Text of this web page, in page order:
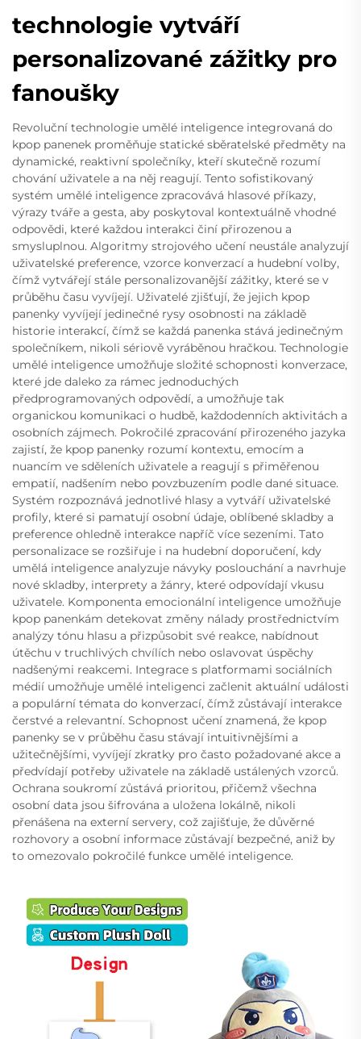
technologie vytváří
personalizované zážitky pro
fanoušky
Revoluční technologie umělé inteligence integrovaná do
kpop panenek proměňuje statické sběratelské předměty na
dynamické, reaktivní společníky, kteří skutečně rozumí
chování uživatele a na něj reagují. Tento sofistikovaný
systém umělé inteligence zpracovává hlasové příkazy,
výrazy tváře a gesta, aby poskytoval kontextuálně vhodné
odpovědi, které každou interakci činí přirozenou a
smysluplnou. Algoritmy strojového učení neustále analyzují
uživatelské preference, vzorce konverzací a hudební volby,
čímž vytvářejí stále personalizovanější zážitky, které se v
průběhu času vyvíjejí. Uživatelé zjišťují, že jejich kpop
panenky vyvíjejí jedinečné rysy osobnosti na základě
historie interakcí, čímž se každá panenka stává jedinečným
společníkem, nikoli sériově vyráběnou hračkou. Technologie
umělé inteligence umožňuje složité schopnosti konverzace,
které jde daleko za rámec jednoduchých
předprogramovaných odpovědí, a umožňuje tak
organickou komunikaci o hudbě, každodenních aktivitách a
osobních zájmech. Pokročilé zpracování přirozeného jazyka
zajistí, že kpop panenky rozumí kontextu, emocím a
nuancím ve sděleních uživatele a reagují s přiměřenou
empatií, nadšením nebo povzbuzením podle dané situace.
Systém rozpoznává jednotlivé hlasy a vytváří uživatelské
profily, které si pamatují osobní údaje, oblíbené skladby a
preference ohledně interakce napříč více sezeními. Tato
personalizace se rozšiřuje i na hudební doporučení, kdy
umělá inteligence analyzuje návyky poslouchání a navrhuje
nové skladby, interprety a žánry, které odpovídají vkusu
uživatele. Komponenta emocionální inteligence umožňuje
kpop panenkám detekovat změny nálady prostřednictvím
analýzy tónu hlasu a přizpůsobit své reakce, nabídnout
útěchu v truchlivých chvílích nebo oslavovat úspěchy
nadšenými reakcemi. Integrace s platformami sociálních
médií umožňuje umělé inteligenci začlenit aktuální události
a populární témata do konverzací, čímž zůstávají interakce
čerstvé a relevantní. Schopnost učení znamená, že kpop
panenky se v průběhu času stávají intuitivnějšími a
užitečnějšími, vyvíjejí zkratky pro často požadované akce a
předvídají potřeby uživatele na základě ustálených vzorců.
Ochrana soukromí zůstává prioritou, přičemž všechna
osobní data jsou šifrována a uložena lokálně, nikoli
přenášena na externí servery, což zajišťuje, že důvěrné
rozhovory a osobní informace zůstávají bezpečné, aniž by
to omezovalo pokročilé funkce umělé inteligence.